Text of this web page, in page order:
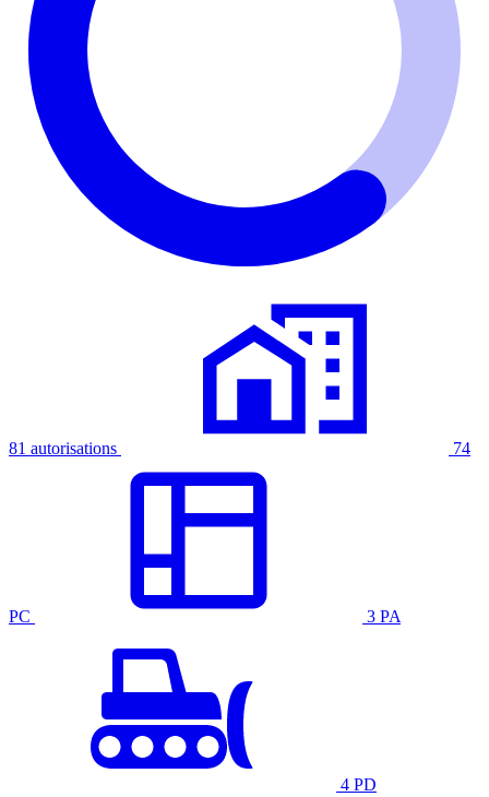
81 autorisations 74
PC 3 PA
4 PD